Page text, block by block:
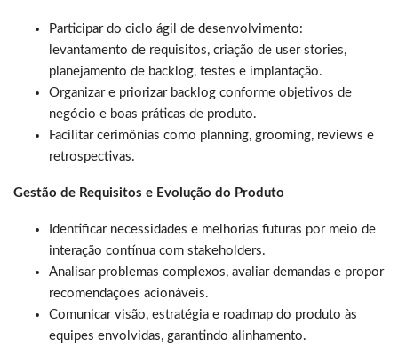
Participar do ciclo ágil de desenvolvimento:
levantamento de requisitos, criação de user stories,
planejamento de backlog, testes e implantação.
Organizar e priorizar backlog conforme objetivos de
negócio e boas práticas de produto.
Facilitar cerimônias como planning, grooming, reviews e
retrospectivas.
Gestão de Requisitos e Evolução do Produto
Identificar necessidades e melhorias futuras por meio de
interação contínua com stakeholders.
Analisar problemas complexos, avaliar demandas e propor
recomendações acionáveis.
Comunicar visão, estratégia e roadmap do produto às
equipes envolvidas, garantindo alinhamento.